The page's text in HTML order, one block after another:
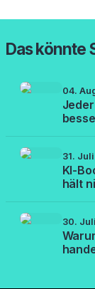
Das könnte
04.
31.
KI-
hält
30.